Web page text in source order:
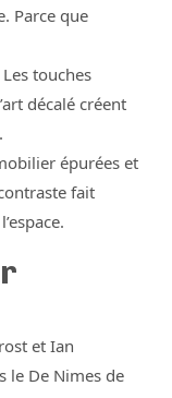
Parce que
Les touches
décalé créent
épurées et
fait
et Ian
le De Nimes de